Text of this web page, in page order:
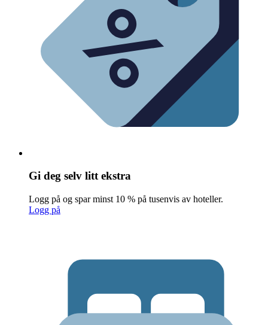
Gi deg selv litt ekstra
Logg på og spar minst 10 % på tusenvis av hoteller.
Logg på